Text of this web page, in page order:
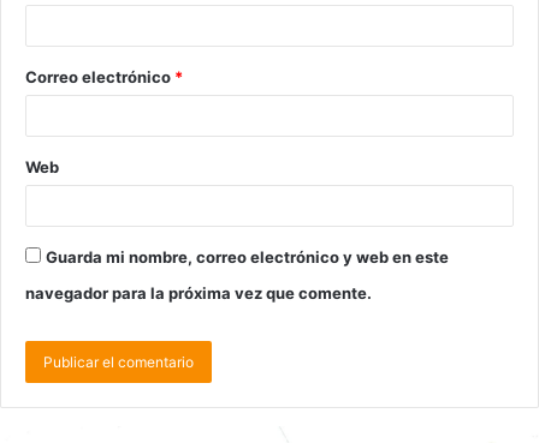
Correo electrónico *
Web
Guarda mi nombre, correo electrónico y web en este
navegador para la próxima vez que comente.